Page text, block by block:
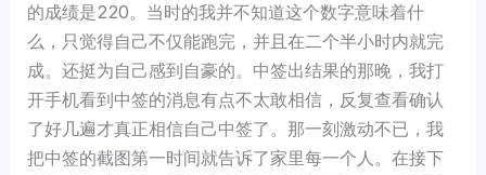
的成绩是220。当时的我并不知道这个数字意味着什
么，只觉得自己不仅能跑完，并且在二个半小时内就完
成。还挺为自己感到自豪的。中签出结果的那晚，我打
开手机看到中签的消息有点不太敢相信，反复查看确认
了好几遍才真正相信自己中签了。那一刻激动不已，我
把中签的截图第一时间就告诉了家里每一个人。在接下